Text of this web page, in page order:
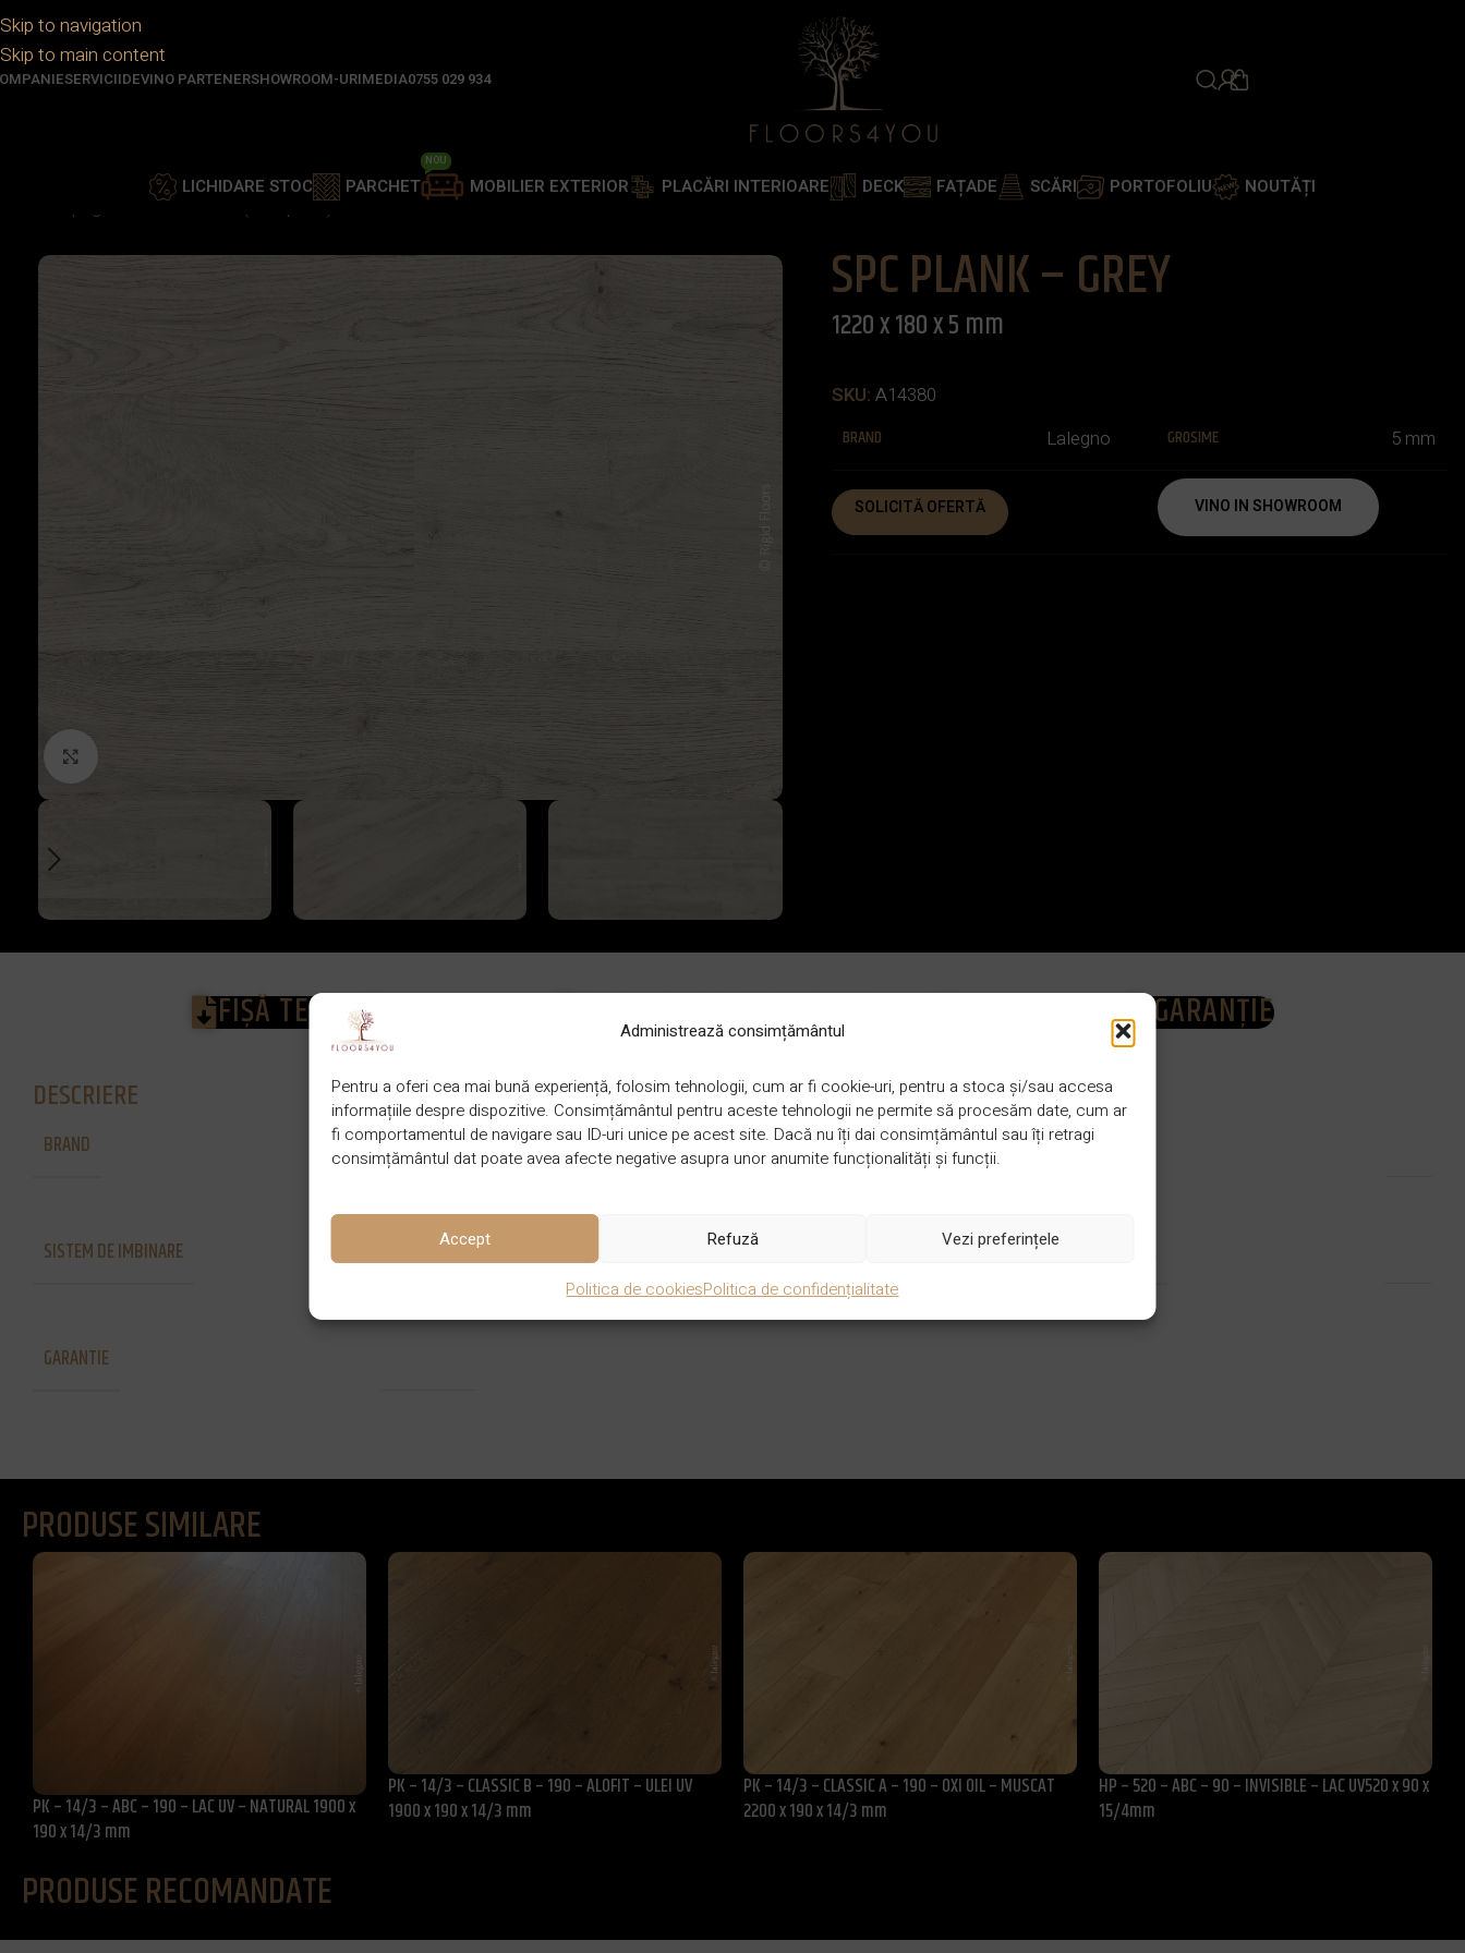
Administrează consimțământul
Pentru a oferi cea mai bună experiență, folosim tehnologii, cum ar fi cookie-uri, pentru a stoca și/sau accesa
informațiile despre dispozitive. Consimțământul pentru aceste tehnologii ne permite să procesăm date, cum ar
fi comportamentul de navigare sau ID-uri unice pe acest site. Dacă nu îți dai consimțământul sau îți retragi
consimțământul dat poate avea afecte negative asupra unor anumite funcționalități și funcții.
Accept Refuză Vezi preferințele
Politica de cookiesPolitica de confidențialitate
Skip to navigation
Skip to main content
SERVICIIDEVINO PARTENERSHOWROOM-URIMEDIA0755 029 934 PROGRAMEAZĂ
LICHIDARE STOC PARCHET MOBILIER EXTERIOR
NOU
PLACĂRI INTERIOARE DECK FAȚADE SCĂRI PORTOFOLIU NOUTĂȚI
Prima pagină Parchet SPC (Compozit)/ SPC PLANK – GREY 1220 x 180 x 5 mm
SPC PLANK – GREY
1220 x 180 x 5 mm
SKU: A14380
BRAND
Lalegno GROSIME 5 mm
SOLICITĂ OFERTĂ VINO IN SHOWROOM
FIȘĂ TEHNICĂ DECLARAȚIE DE PERFORMANȚĂ GARANȚIE
DESCRIERE
BRAND Lalegno DIMENSIUNE 1220 x 180 x 5 mm CULOARE
SISTEM DE IMBINARE Click INCALZIRE PARDOSEALA
GARANTIE
PRODUSE SIMILARE
PK – 14/3 – ABC – 190 – LAC UV – NATURAL 1900 x
190 x 14/3 mm
PK – 14/3 – CLASSIC B – 190 – ALOFIT – ULEI UV
1900 x 190 x 14/3 mm
PK – 14/3 – CLASSIC A – 190 – OXI OIL – MUSCAT
2200 x 190 x 14/3 mm
HP – 520 – ABC – 90 – INVISIBLE – LAC UV520 x 90 x
15/4mm
PRODUSE RECOMANDATE